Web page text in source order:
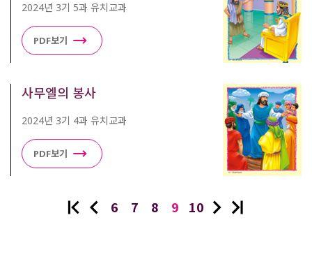
2024년 3기 5과 유치교과
PDF보기
사무엘의 봉사
2024년 3기 4과 유치교과
PDF보기
6 7 8 9 10